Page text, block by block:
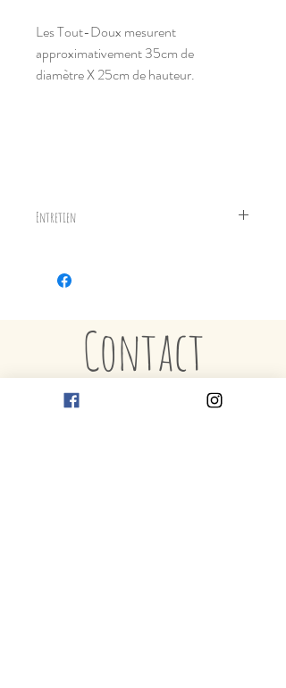
Les Tout-Doux mesurent
approximativement 35cm de
diamètre X 25cm de hauteur.
Entretien
poupons.
main dans le but de le préserver le plus
longtemps possible, mais il est possible de
le mettre dans la machine à laver au cycle
délicat sans problème. Pour conserver les
Contact